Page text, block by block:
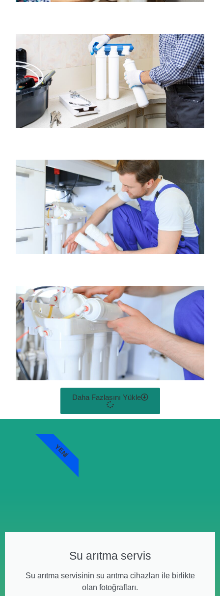
Daha Fazlasını Yükle
Su arıtma servis
Su arıtma servisinin su arıtma cihazları ile birlikte
olan fotoğrafları.
YENI